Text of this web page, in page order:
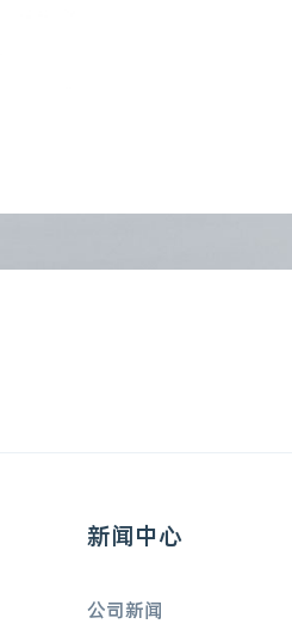
新闻中心
公司新闻